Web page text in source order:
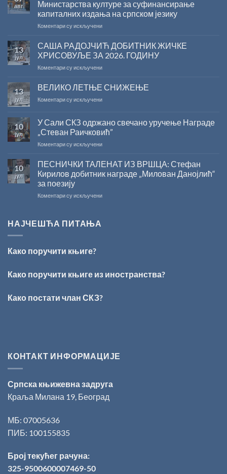
авг
Министарства културе за суфинансирање
капиталних издања на српском језику
Коментари су искљученина
поводом
резултата
конкурса
Министарства
за
капиталних
на
српском
језику
13
јул
САША РАДОЈЧИЋ ДОБИТНИК ЖИЧКЕ
ХРИСОВУЉЕ ЗА 2026. ГОДИНУ
Коментари су искљученина
РАДОЈЧИЋ
ДОБИТНИК
ЖИЧКЕ
2026.
ГОДИНУ
13
јул
ВЕЛИКО ЛЕТЊЕ СНИЖЕЊЕ
Коментари су искљученина
СНИЖЕЊЕ
10
јул
У Сали СКЗ одржано свечано уручење Награде
„Стеван Раичковић”
Коментари су искљученина
Сали
СКЗ
одржано
уручење
10
јул
ПЕСНИЧКИ ТАЛЕНАТ ИЗ ВРШЦА: Стефан
Кирилов добитник награде „Милован Данојлић“
за поезију
Коментари су искљученина
„Милован
поезију
НАЈЧЕШЋА ПИТАЊА
Како поручити књиге?
Како поручити књиге из иностранства?
Како постати члан СКЗ?
КОНТАКТ ИНФОРМАЦИЈЕ
Српска књижевна задруга
Краља Милана 19, Београд
МБ: 07005636
ПИБ: 100155835
Број текућег рачуна:
325-9500600007469-50